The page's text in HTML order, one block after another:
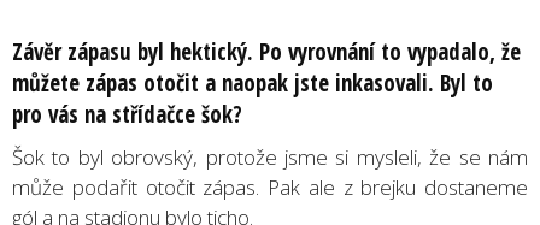
Závěr zápasu byl hektický. Po vyrovnání to vypadalo, že
můžete zápas otočit a naopak jste inkasovali. Byl to
pro vás na střídačce šok?
Šok to byl obrovský, protože jsme si mysleli, že se nám
může podařit otočit zápas. Pak ale z brejku dostaneme
gól a na stadionu bylo ticho.